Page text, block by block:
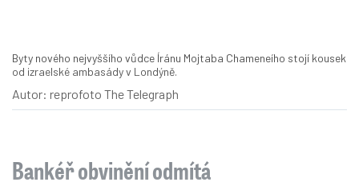
Byty nového nejvyššího vůdce Íránu Mojtaba Chameneího stojí kousek
od izraelské ambasády v Londýně.
Autor: reprofoto The Telegraph
Bankéř obvinění odmítá